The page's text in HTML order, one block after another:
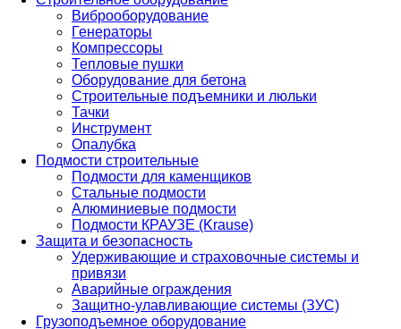
Виброоборудование
Генераторы
Компрессоры
Тепловые пушки
Оборудование для бетона
Строительные подъемники и люльки
Тачки
Инструмент
Опалубка
Подмости строительные
Подмости для каменщиков
Стальные подмости
Алюминиевые подмости
Подмости КРАУЗЕ (Krause)
Защита и безопасность
Удерживающие и страховочные системы и
привязи
Аварийные ограждения
Защитно-улавливающие системы (ЗУС)
Грузоподъемное оборудование